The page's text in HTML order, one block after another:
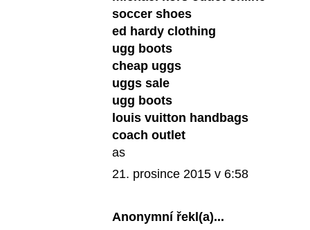
soccer shoes
ed hardy clothing
ugg boots
cheap uggs
uggs sale
ugg boots
louis vuitton handbags
coach outlet
as
21. prosince 2015 v 6:58
Anonymní řekl(a)...